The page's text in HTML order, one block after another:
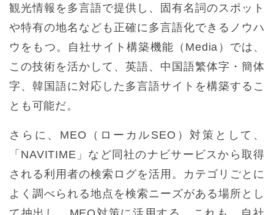
観光情報を多言語で提供し、固有名詞のスポット
や特有の地名なども正確に多言語化できるノウハ
ウをもつ。自社サイト構築機能（Media）では、
この技術を活かして、英語、中国語繁体字・簡体
字、韓国語に対応した多言語サイトを構築するこ
とも可能だ。
さらに、MEO（ローカルSEO）対策として、
「NAVITIME」など同社のナビサービスから取得
される利用者の検索ログを活用。カテゴリごとに
よく調べられる地点を検索ニーズがある場所とし